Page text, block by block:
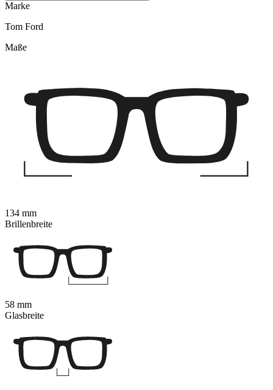
Marke
Tom Ford
Maße
134 mm
Brillenbreite
58 mm
Glasbreite